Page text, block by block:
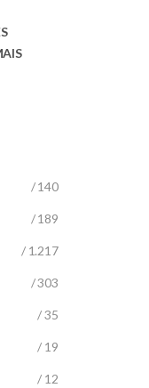
/ 140
/ 189
/ 1.217
/ 303
/ 35
/ 19
/ 12